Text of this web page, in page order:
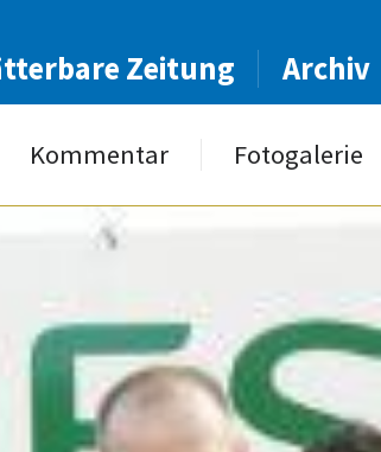
Zeitung Archiv
Kommentar Fotogalerie